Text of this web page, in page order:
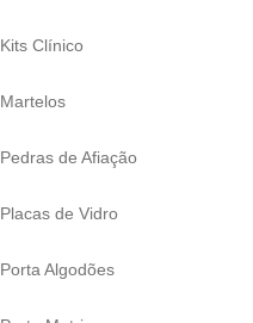
Kits Clínico
Martelos
Pedras de Afiação
Placas de Vidro
Porta Algodões